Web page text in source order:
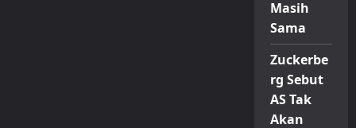
Masih
Sama
Zuckerbe
rg Sebut
AS Tak
Akan